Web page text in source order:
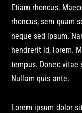
Etiam rhoncus.
rhoncus, sem quam
neque sed ipsum.
hendrerit id, lorem.
tempus. Donec
Nullam quis ante.
Lorem ipsum dolor